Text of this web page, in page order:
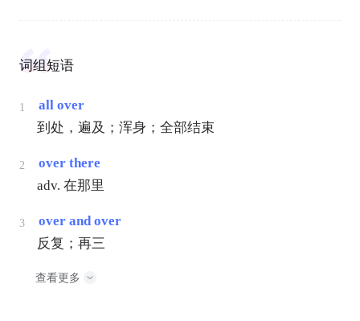
词组短语
1
all over
到处，遍及；浑身；全部结束
2
over there
adv. 在那里
3
over and over
反复；再三
查看更多